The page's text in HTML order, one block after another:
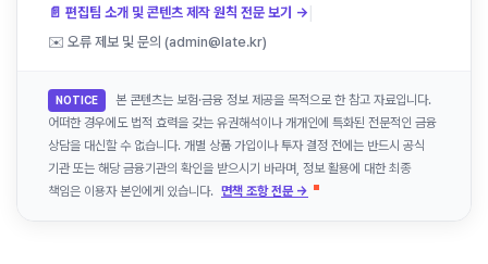
📄 편집팀 소개 및 콘텐츠 제작 원칙 전문 보기 → |
✉️ 오류 제보 및 문의 (admin@late.kr)
NOTICE
본 콘텐츠는 보험·금융 정보 제공을 목적으로 한 참고 자료입니다.
어떠한 경우에도 법적 효력을 갖는 유권해석이나 개개인에 특화된 전문적인 금융
상담을 대신할 수 없습니다. 개별 상품 가입이나 투자 결정 전에는 반드시 공식
기관 또는 해당 금융기관의 확인을 받으시기 바라며, 정보 활용에 대한 최종
책임은 이용자 본인에게 있습니다. 면책 조항 전문 →